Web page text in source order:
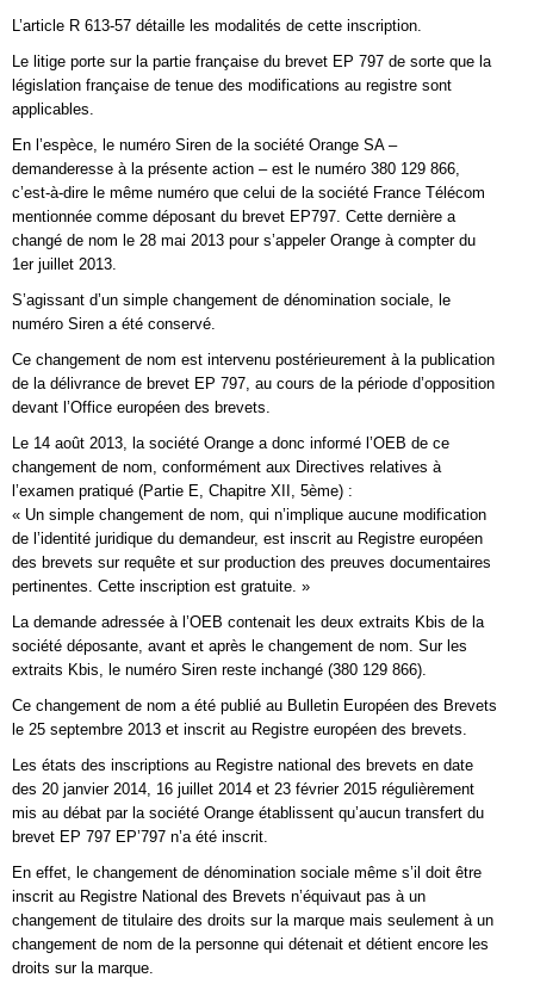
L’article R 613-57 détaille les modalités de cette inscription.
Le litige porte sur la partie française du brevet EP 797 de sorte que la
législation française de tenue des modifications au registre sont
applicables.
En l’espèce, le numéro Siren de la société Orange SA –
demanderesse à la présente action – est le numéro 380 129 866,
c’est-à-dire le même numéro que celui de la société France Télécom
mentionnée comme déposant du brevet EP797. Cette dernière a
changé de nom le 28 mai 2013 pour s’appeler Orange à compter du
1er juillet 2013.
S’agissant d’un simple changement de dénomination sociale, le
numéro Siren a été conservé.
Ce changement de nom est intervenu postérieurement à la publication
de la délivrance de brevet EP 797, au cours de la période d’opposition
devant l’Office européen des brevets.
Le 14 août 2013, la société Orange a donc informé l’OEB de ce
changement de nom, conformément aux Directives relatives à
l’examen pratiqué (Partie E, Chapitre XII, 5ème) :
« Un simple changement de nom, qui n’implique aucune modification
de l’identité juridique du demandeur, est inscrit au Registre européen
des brevets sur requête et sur production des preuves documentaires
pertinentes. Cette inscription est gratuite. »
La demande adressée à l’OEB contenait les deux extraits Kbis de la
société déposante, avant et après le changement de nom. Sur les
extraits Kbis, le numéro Siren reste inchangé (380 129 866).
Ce changement de nom a été publié au Bulletin Européen des Brevets
le 25 septembre 2013 et inscrit au Registre européen des brevets.
Les états des inscriptions au Registre national des brevets en date
des 20 janvier 2014, 16 juillet 2014 et 23 février 2015 régulièrement
mis au débat par la société Orange établissent qu’aucun transfert du
brevet EP 797 EP’797 n’a été inscrit.
En effet, le changement de dénomination sociale même s’il doit être
inscrit au Registre National des Brevets n’équivaut pas à un
changement de titulaire des droits sur la marque mais seulement à un
changement de nom de la personne qui détenait et détient encore les
droits sur la marque.